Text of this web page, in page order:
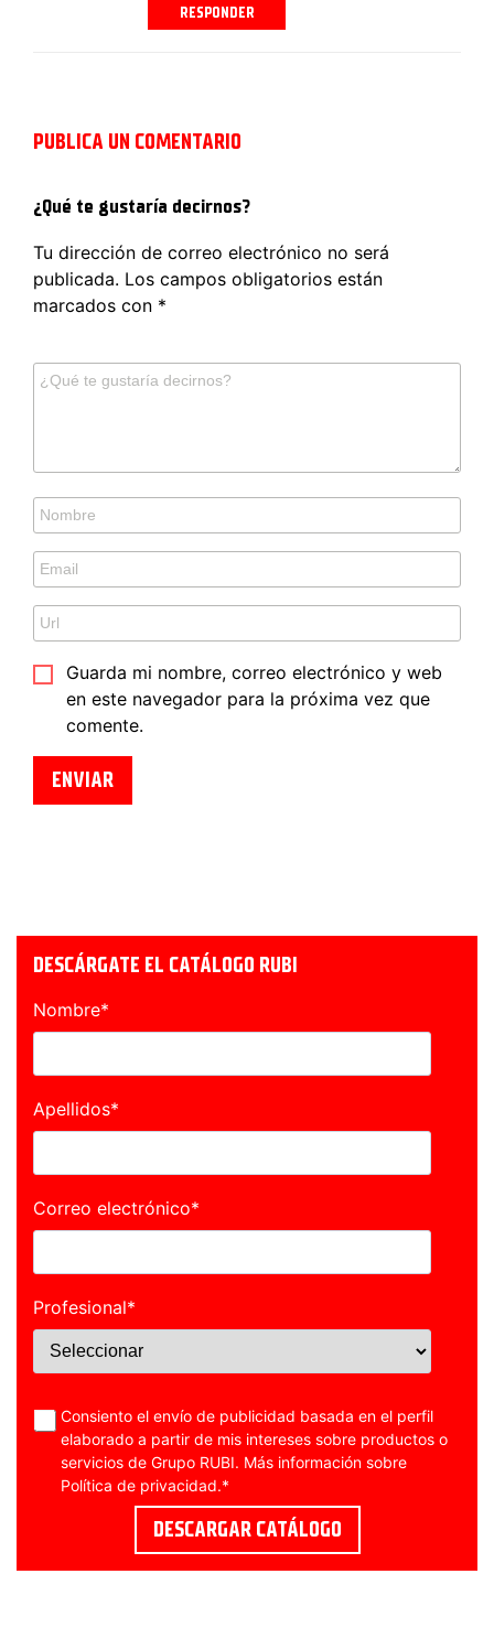
RESPONDER
PUBLICA UN COMENTARIO
¿Qué te gustaría decirnos?
Tu dirección de correo electrónico no será
publicada. Los campos obligatorios están
marcados con *
Guarda mi nombre, correo electrónico y web
en este navegador para la próxima vez que
comente.
DESCÁRGATE EL CATÁLOGO RUBI
Nombre*
Apellidos*
Correo electrónico*
Profesional*
Consiento el envío de publicidad basada en el perfil
elaborado a partir de mis intereses sobre productos o
servicios de Grupo RUBI. Más información sobre
Política de privacidad.*